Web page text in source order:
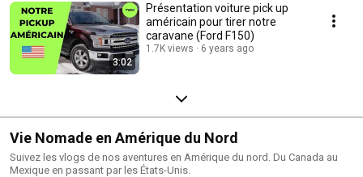
3:02
Présentation voiture pick up
américain pour tirer notre
caravane (Ford F150)
1.7K views 6 years ago
Vie Nomade en Amérique du Nord
Suivez les vlogs de nos aventures en Amérique du nord. Du Canada au
Mexique en passant par les États-Unis.